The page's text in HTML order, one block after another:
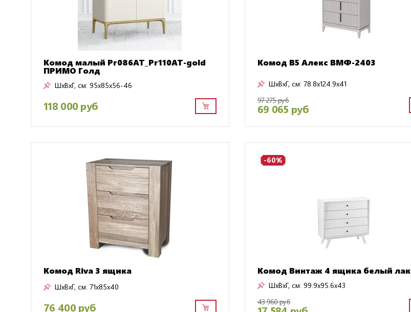
Комод малый Pr086AT_Pr110AT-gold
ПРИМО Голд
ШxВxГ, см: 95x85x56-46
118 000 руб
Комод В5 Алекс ВМФ-2403
ШxВxГ, см: 78.8x124.9x41
97 275 руб
69 065 руб
Комод Riva 3 ящика
ШxВxГ, см: 71x85x40
76 400 руб
-60%
Комод Винтаж 4 ящика белый лак
ШxВxГ, см: 99.9x95.6x43
43 960 руб